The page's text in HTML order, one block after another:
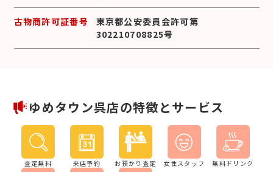
古物商許可証番号
東京都公安委員会許可第
302210708825号
ゆめタウン呉店の特徴とサービス
査定無料 来店予約 お預かり査定 女性スタッフ 無料ドリンク